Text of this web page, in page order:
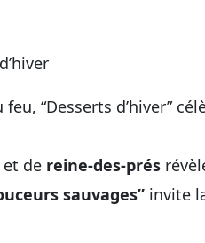
“Desserts d’hiver”
et de reine-des-prés
sauvages” invite